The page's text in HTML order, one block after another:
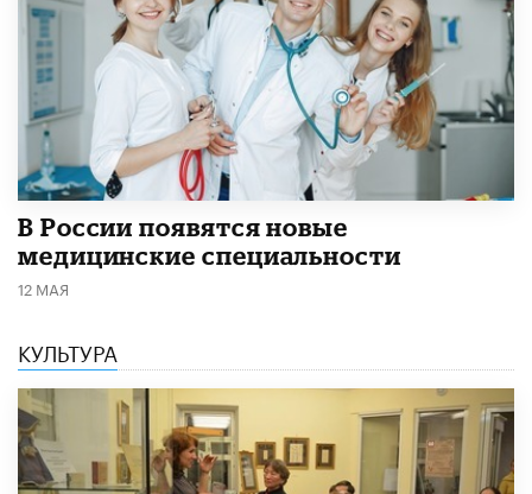
В России появятся новые
медицинские специальности
12 МАЯ
КУЛЬТУРА